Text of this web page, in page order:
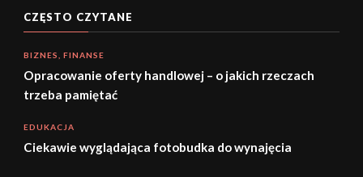
CZĘSTO CZYTANE
BIZNES, FINANSE
Opracowanie oferty handlowej – o jakich rzeczach
trzeba pamiętać
EDUKACJA
Ciekawie wyglądająca fotobudka do wynajęcia